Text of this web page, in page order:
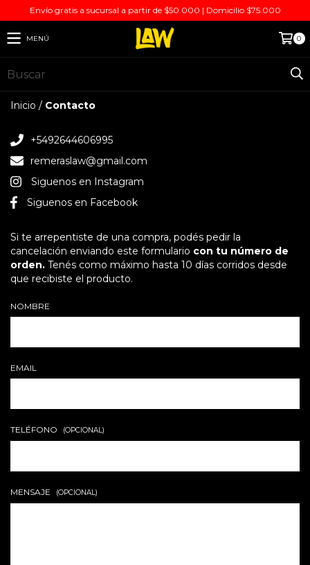
Envío gratis a sucursal a partir de $50.000 | Domicilio $75.000
MENÚ 0
Inicio / Contacto
+5492644606995
remeraslaw@gmail.com
Siguenos en Instagram
Siguenos en Facebook
Si te arrepentiste de una compra, podés pedir la
cancelación enviando este formulario con tu número de
orden. Tenés como máximo hasta 10 días corridos desde
que recibiste el producto.
NOMBRE
EMAIL
TELÉFONO (OPCIONAL)
MENSAJE (OPCIONAL)